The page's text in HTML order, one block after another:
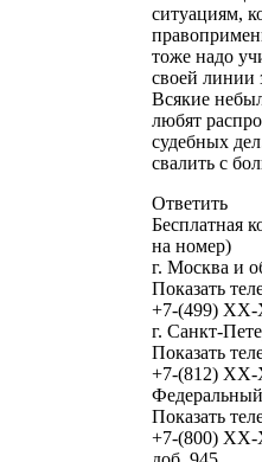
ситуациям,
тоже надо
своей линии
Всякие
любят
судебных
свалить с
Ответить
Бесплатная
на номер)
г. Москва и
Показать
+7-(499) XX-
г. Санкт-
Показать
+7-(812) XX-
Показать
+7-(800) XX-